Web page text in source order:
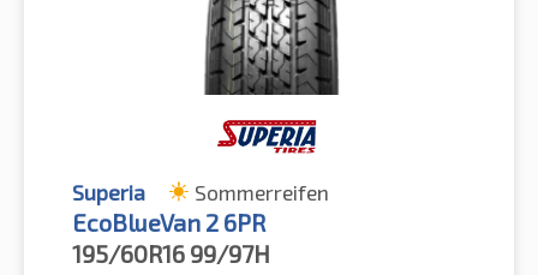
Superia Sommerreifen
EcoBlueVan 2 6PR
195/60R16 99/97H